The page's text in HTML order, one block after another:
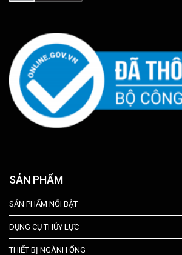
SẢN PHẨM
SẢN PHẨM NỔI BẬT
DỤNG CỤ THỦY LỰC
THIẾT BỊ NGÀNH ỐNG